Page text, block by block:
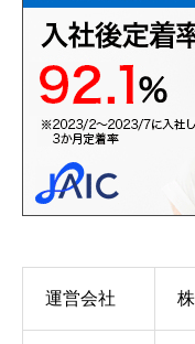
運営会社